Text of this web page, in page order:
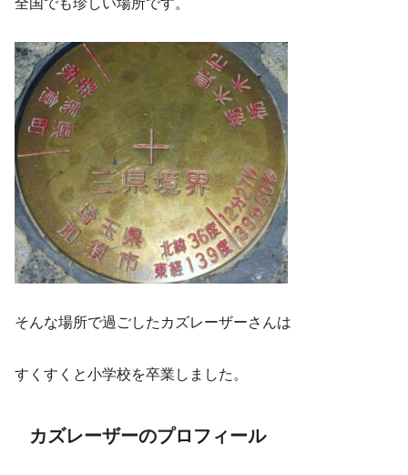
そんな場所で過ごしたカズレーザーさんは
すくすくと小学校を卒業しました。
カズレーザーのプロフィール